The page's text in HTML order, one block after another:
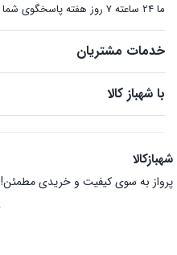
ما ۲۴ ساعته ۷ روز هفته پاسخگوی شما هستیم.
خدمات مشتریان
با شهباز کالا
شهبازکالا
پرواز به سوی کیفیت و خریدی مطمئن!